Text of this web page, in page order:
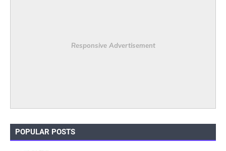
Responsive Advertisement
POPULAR POSTS